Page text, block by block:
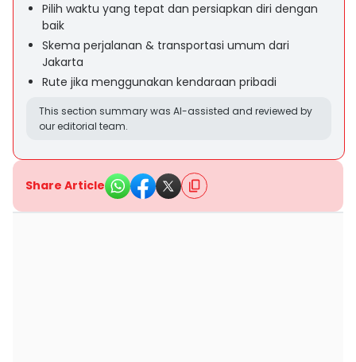
Pilih waktu yang tepat dan persiapkan diri dengan
baik
Skema perjalanan & transportasi umum dari
Jakarta
Rute jika menggunakan kendaraan pribadi
This section summary was AI-assisted and reviewed by
our editorial team.
Share Article